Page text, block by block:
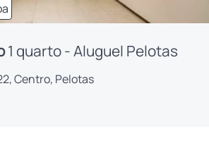
1 quarto - Aluguel Pelotas
Centro, Pelotas